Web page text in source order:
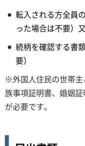
転入される方全員
った場合は不要）
続柄を確認する書
要）
※外国人住民の世帯
族事項証明書、婚姻
が必要です。